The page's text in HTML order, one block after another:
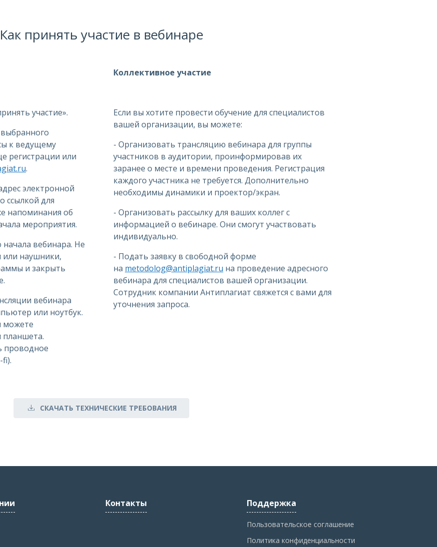
Как принять участие в вебинаре
участие».
к ведущему
регистрации или
.
электронной
ссылкой для
напоминания об
мероприятия.
вебинара. Не
или наушники,
и закрыть
вебинара
или ноутбук.
можете
планшета.
проводное
Коллективное участие
Если вы хотите провести обучение для специалистов
вашей организации, вы можете:
- Организовать трансляцию вебинара для группы
участников в аудитории, проинформировав их
заранее о месте и времени проведения. Регистрация
каждого участника не требуется. Дополнительно
необходимы динамики и проектор/экран.
- Организовать рассылку для ваших коллег с
информацией о вебинаре. Они смогут участвовать
индивидуально.
- Подать заявку в свободной форме
на metodolog@antiplagiat.ru на проведение адресного
вебинара для специалистов вашей организации.
Сотрудник компании Антиплагиат свяжется с вами для
уточнения запроса.
СКАЧАТЬ ТЕХНИЧЕСКИЕ ТРЕБОВАНИЯ
Контакты Поддержка
Пользовательское соглашение
Политика конфиденциальности